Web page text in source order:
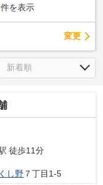
件を表示
変更
徒歩11分
し野 ７丁目1-5